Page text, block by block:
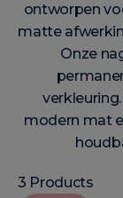
ontworpen
matte
Onze
modern mat
3 Products